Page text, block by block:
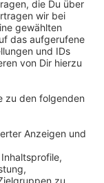
Die Stadt
will ihr
plant
und auch
CoeBad in
bis
und das
und